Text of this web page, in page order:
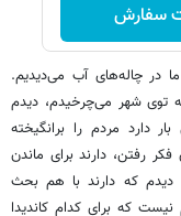
سفارش
در چاله‌های آب می‌دیدیم.
توی شهر می‌چرخیدم، دیدم
دارد مردم را برانگیخته
رفتن، دارند برای ماندن
که دارند با هم بحث
که برای کدام کاندیدا